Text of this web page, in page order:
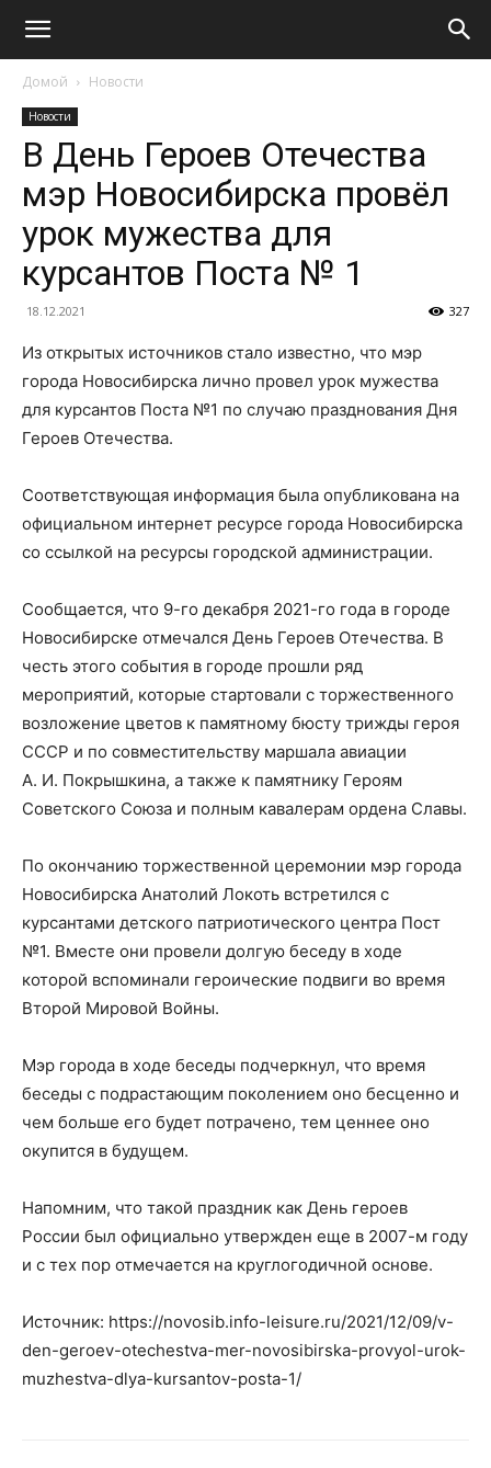
Домой Новости
Новости
В День Героев Отечества
мэр Новосибирска провёл
урок мужества для
курсантов Поста № 1
18.12.2021 327
Из открытых источников стало известно, что мэр
города Новосибирска лично провел урок мужества
для курсантов Поста №1 по случаю празднования Дня
Героев Отечества.
Соответствующая информация была опубликована на
официальном интернет ресурсе города Новосибирска
со ссылкой на ресурсы городской администрации.
Сообщается, что 9-го декабря 2021-го года в городе
Новосибирске отмечался День Героев Отечества. В
честь этого события в городе прошли ряд
мероприятий, которые стартовали с торжественного
возложение цветов к памятному бюсту трижды героя
СССР и по совместительству маршала авиации
А. И. Покрышкина, а также к памятнику Героям
Советского Союза и полным кавалерам ордена Славы.
По окончанию торжественной церемонии мэр города
Новосибирска Анатолий Локоть встретился с
курсантами детского патриотического центра Пост
№1. Вместе они провели долгую беседу в ходе
которой вспоминали героические подвиги во время
Второй Мировой Войны.
Мэр города в ходе беседы подчеркнул, что время
беседы с подрастающим поколением оно бесценно и
чем больше его будет потрачено, тем ценнее оно
окупится в будущем.
Напомним, что такой праздник как День героев
России был официально утвержден еще в 2007-м году
и с тех пор отмечается на круглогодичной основе.
Источник: https://novosib.info-leisure.ru/2021/12/09/v-
den-geroev-otechestva-mer-novosibirska-provyol-urok-
muzhestva-dlya-kursantov-posta-1/